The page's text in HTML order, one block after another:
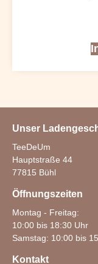
Unser
TeeDeUm
Hauptstraße 44
77815 Bühl
Öffnungszeiten
Montag - Freitag:
10:00 bis 18:30 Uhr
Samstag: 10:00 bis
Kontakt